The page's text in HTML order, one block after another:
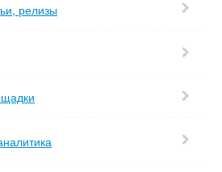
релизы